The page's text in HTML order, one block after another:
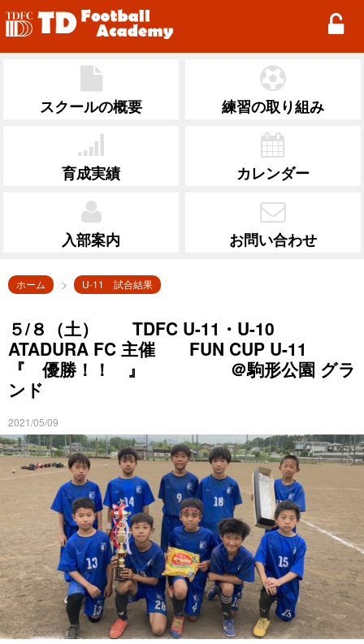
スクールの概要 練習の取り組み
育成実績 カレンダー
入部案内 お問い合わせ
ホーム U-11 試合結果
５/８（土） TDFC U-11・U-10
ATADURA FC 主催 FUN CUP U-11
『 優勝！！ 』 ＠駒形公園 グラ
ンド
2021/05/09